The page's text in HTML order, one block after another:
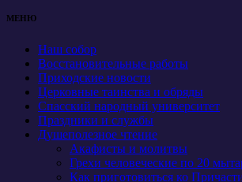
МЕНЮ
Наш собор
Восстановительные работы
Приходские новости
Церковные таинства и обряды
Спасский народный университет
Праздники и службы
Душеполезное чтение
Акафисты и молитвы
Грехи человеческие по 20
Как приготовиться ко